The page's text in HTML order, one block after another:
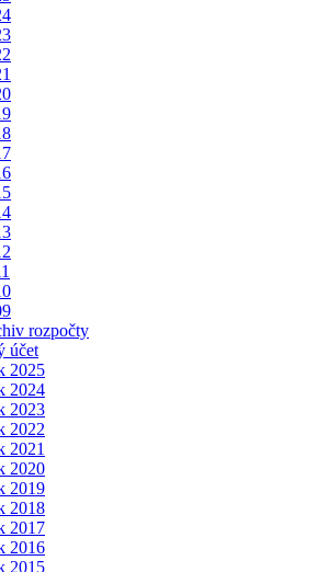
rozpočty
účet
2025
2024
2023
2022
2021
2020
2019
2018
2017
2016
2015